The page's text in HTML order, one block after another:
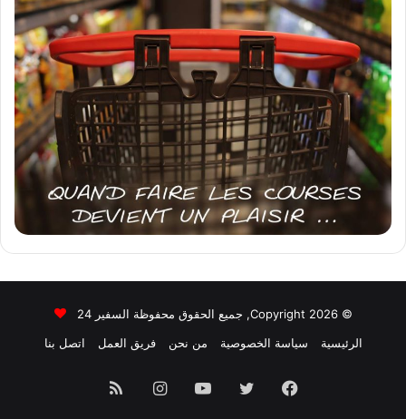
© Copyright 2026, جميع الحقوق محفوظة السفير 24
الرئيسية
سياسة الخصوصية من نحن فريق العمل اتصل بنا
فيسبوك تويتر يوتيوبانستقرامملخص